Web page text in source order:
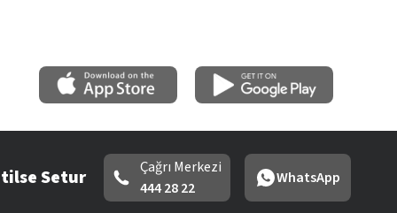
Setur
Çağrı Merkezi
444 28 22
WhatsApp